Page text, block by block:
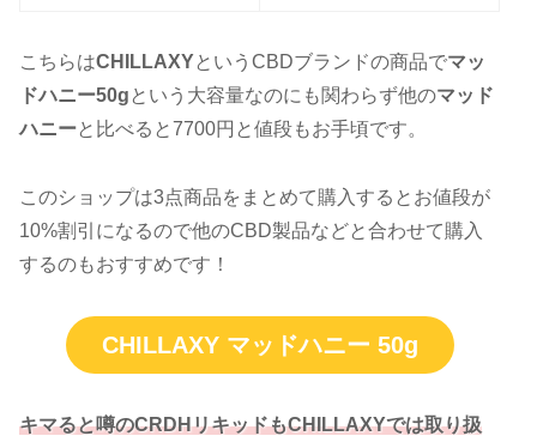
こちらはCHILLAXYというCBDブランドの商品でマッ
ドハニー50g という大容量なのにも関わらず他のマッド
ハニーと比べると7700円と値段もお手頃です。
このショップは3点商品をまとめて購入するとお値段が
10%割引になるので他のCBD製品などと合わせて購入
するのもおすすめです！
CHILLAXY マッドハニー 50g
キマると噂のCRDHリキッドもCHILLAXYでは取り扱